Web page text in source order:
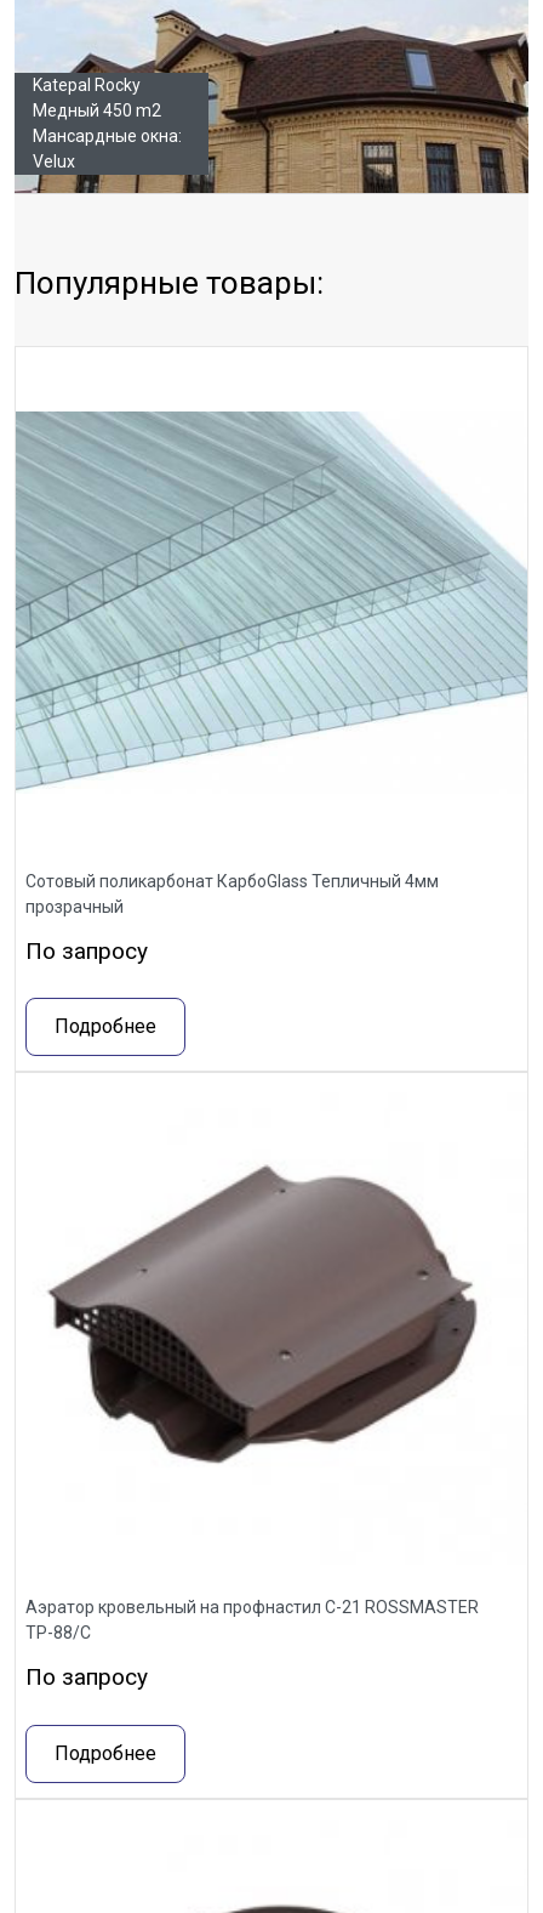
Katepal Rocky
Медный 450 m2
Мансардные окна:
Velux
Популярные товары:
Сотовый поликарбонат КарбоGlass Тепличный 4мм
прозрачный
По запросу
Подробнее
Аэратор кровельный на профнастил С-21 ROSSMASTER
ТР-88/С
По запросу
Подробнее